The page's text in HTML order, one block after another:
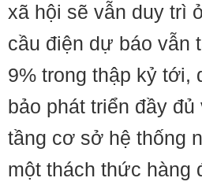
xã hội sẽ vẫn duy trì
cầu điện dự báo vẫn
9% trong thập kỷ tới,
bảo phát triển đầy
tầng cơ sở hệ thống
một thách thức hàng